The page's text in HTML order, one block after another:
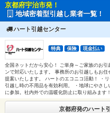
京都府宇治市発！
地域密着型引越し業者一覧！
ハート引越センター
特典 保険 現金払い
全国ネットだから安心！ ご単身～ご家族のお
ンで対応いたします。 事務所のお引越しもお
提案いたします。 ハートのエコニコ活動！ ・
引越し時の不用品を有効利用。 ・地球にやさ
に参加。社内外での温暖化防止に取り組みます！
京都府発のハート